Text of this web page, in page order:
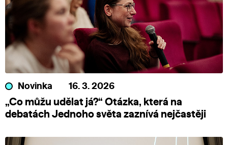
Novinka 16. 3. 2026
„Co můžu udělat já?“ Otázka, která na
debatách Jednoho světa zaznívá nejčastěji